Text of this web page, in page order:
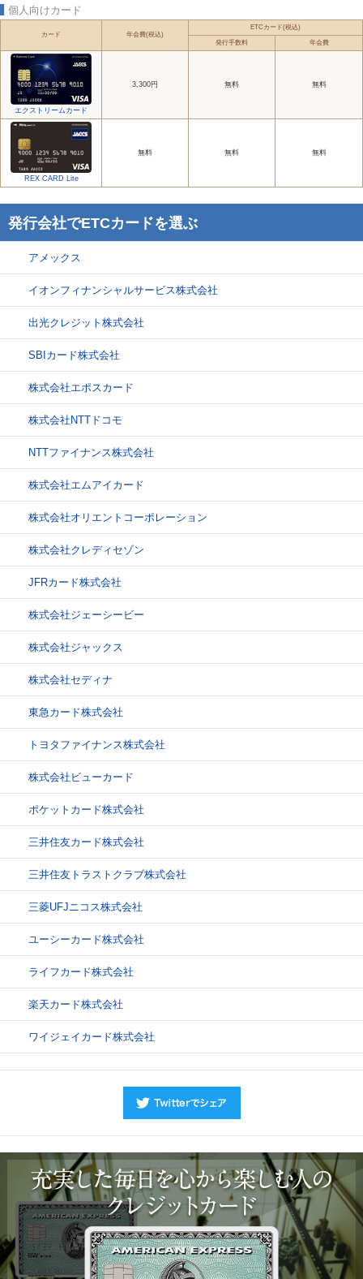
個人向けカード
カード 年会費(税込)
ETCカード(税込)
発行手数料 年会費
エクストリームカード
3,300円 無料 無料
REX CARD Lite
無料 無料 無料
発行会社でETCカードを選ぶ
アメックス
イオンフィナンシャルサービス株式会社
出光クレジット株式会社
SBIカード株式会社
株式会社エポスカード
株式会社NTTドコモ
NTTファイナンス株式会社
株式会社エムアイカード
株式会社オリエントコーポレーション
株式会社クレディセゾン
JFRカード株式会社
株式会社ジェーシービー
株式会社ジャックス
株式会社セディナ
東急カード株式会社
トヨタファイナンス株式会社
株式会社ビューカード
ポケットカード株式会社
三井住友カード株式会社
三井住友トラストクラブ株式会社
三菱UFJニコス株式会社
ユーシーカード株式会社
ライフカード株式会社
楽天カード株式会社
ワイジェイカード株式会社